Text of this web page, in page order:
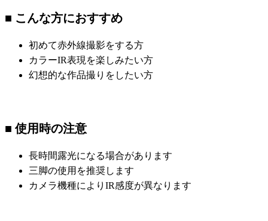
■ こんな方におすすめ
初めて赤外線撮影をする方
カラーIR表現を楽しみたい方
幻想的な作品撮りをしたい方
■ 使用時の注意
長時間露光になる場合があります
三脚の使用を推奨します
カメラ機種によりIR感度が異なります